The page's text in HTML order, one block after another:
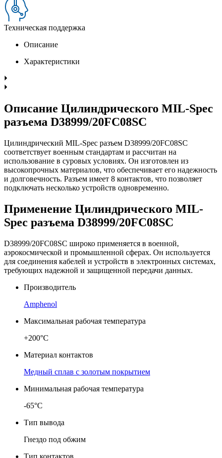
Техническая поддержка
Описание
Характеристики
Описание Цилиндрического MIL-Spec
разъема D38999/20FC08SC
Цилиндрический MIL-Spec разъем D38999/20FC08SC
соответствует военным стандартам и рассчитан на
использование в суровых условиях. Он изготовлен из
высокопрочных материалов, что обеспечивает его надежность
и долговечность. Разъем имеет 8 контактов, что позволяет
подключать несколько устройств одновременно.
Применение Цилиндрического MIL-
Spec разъема D38999/20FC08SC
D38999/20FC08SC широко применяется в военной,
аэрокосмической и промышленной сферах. Он используется
для соединения кабелей и устройств в электронных системах,
требующих надежной и защищенной передачи данных.
Производитель
Amphenol
Максимальная рабочая температура
+200°C
Материал контактов
Медный сплав с золотым покрытием
Минимальная рабочая температура
-65°C
Тип вывода
Гнездо под обжим
Тип контактов